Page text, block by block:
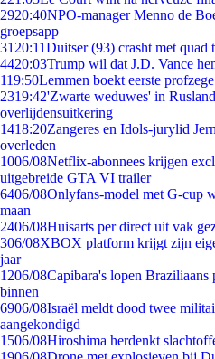
2920:40NPO-manager Menno de
groepsapp
31 20:11Duitser (93) crasht met quad
4420:03Trump wil dat J.D. Vance
119:50Lemmen boekt eerste
2319:42'Zwarte weduwes' in
overlijdensuitkering
1418:20Zangeres en Idols-jurylid
overleden
1006/08Netflix-abonnees krijgen
uitgebreide GTA VI trailer
6406/08Onlyfans-model met G-cup
maan
2406/08Huisarts per direct uit vak
306/08XBOX platform krijgt zijn
jaar
1206/08Capibara's lopen
binnen
6906/08Israël meldt dood twee
aangekondigd
1506/08Hiroshima herdenkt